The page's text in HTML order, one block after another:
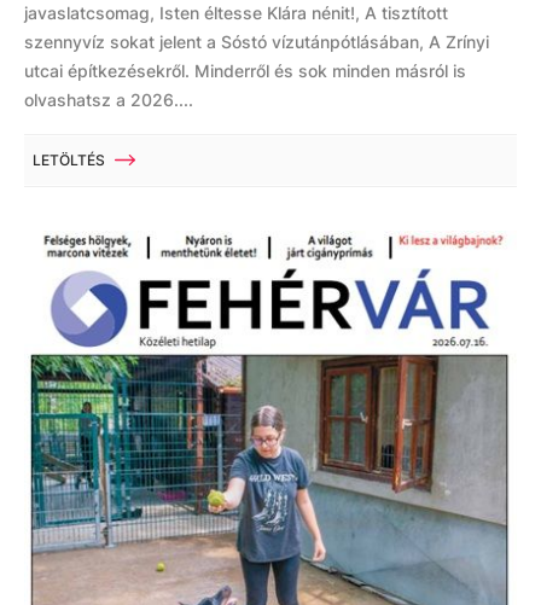
javaslatcsomag, Isten éltesse Klára nénit!, A tisztított
szennyvíz sokat jelent a Sóstó vízutánpótlásában, A Zrínyi
utcai építkezésekről. Minderről és sok minden másról is
olvashatsz a 2026....
LETÖLTÉS